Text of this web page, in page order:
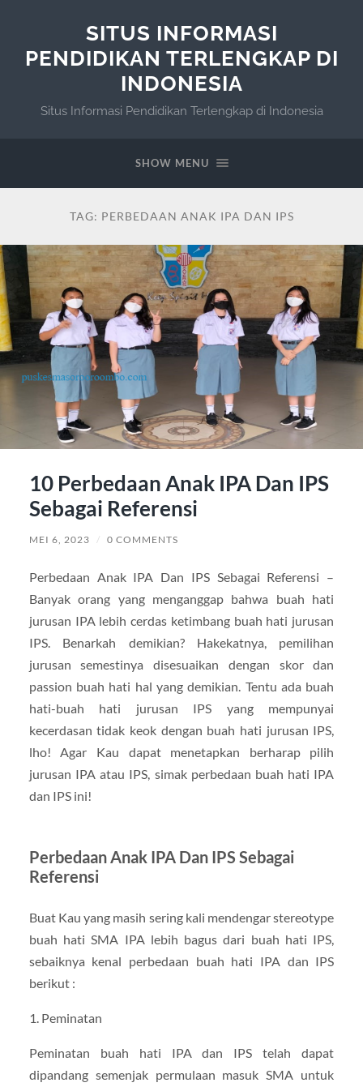
SITUS INFORMASI
PENDIDIKAN TERLENGKAP DI
INDONESIA
Situs Informasi Pendidikan Terlengkap di Indonesia
SHOW MENU
TAG: PERBEDAAN ANAK IPA DAN IPS
10 Perbedaan Anak IPA Dan IPS
Sebagai Referensi
MEI 6, 2023 / 0 COMMENTS
Perbedaan Anak IPA Dan IPS Sebagai Referensi –
Banyak orang yang menganggap bahwa buah hati
jurusan IPA lebih cerdas ketimbang buah hati jurusan
IPS. Benarkah demikian? Hakekatnya, pemilihan
jurusan semestinya disesuaikan dengan skor dan
passion buah hati hal yang demikian. Tentu ada buah
hati-buah hati jurusan IPS yang mempunyai
kecerdasan tidak keok dengan buah hati jurusan IPS,
lho! Agar Kau dapat menetapkan berharap pilih
jurusan IPA atau IPS, simak perbedaan buah hati IPA
dan IPS ini!
Perbedaan Anak IPA Dan IPS Sebagai
Referensi
Buat Kau yang masih sering kali mendengar stereotype
buah hati SMA IPA lebih bagus dari buah hati IPS,
sebaiknya kenal perbedaan buah hati IPA dan IPS
berikut :
1. Peminatan
Peminatan buah hati IPA dan IPS telah dapat
dipandang semenjak permulaan masuk SMA untuk